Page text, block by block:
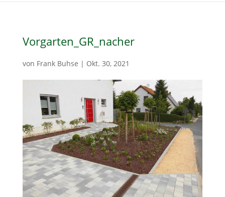
Vorgarten_GR_nacher
von Frank Buhse | Okt. 30, 2021